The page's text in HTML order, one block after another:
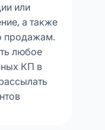
или
а также
продажам.
любое
КП в